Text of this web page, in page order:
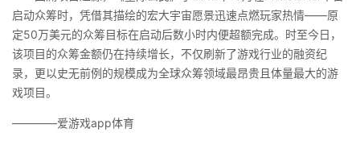
启动众筹时，凭借其描绘的宏大宇宙愿景迅速点燃玩家热情——原
定50万美元的众筹目标在启动后数小时内便超额完成。时至今日，
该项目的众筹金额仍在持续增长，不仅刷新了游戏行业的融资纪
录，更以史无前例的规模成为全球众筹领域最昂贵且体量最大的游
戏项目。
————爱游戏app体育